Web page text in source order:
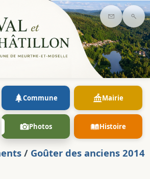
Contact
Commune Mairie
Photos Histoire
/ Goûter des anciens 2014